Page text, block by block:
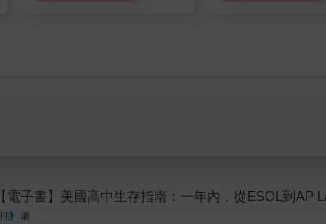
【電子書】美國高中生存指南：一年內，從ESOL到AP
捷 著